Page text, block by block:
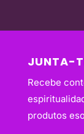
JUNTA-
Recebe
produtos